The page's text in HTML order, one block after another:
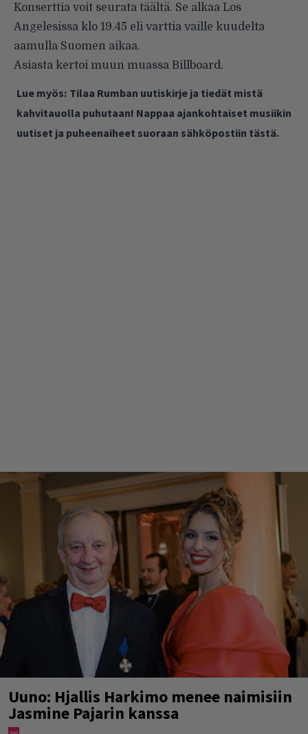
Konserttia voit seurata täältä. Se alkaa Los
Angelesissa klo 19.45 eli varttia vaille kuudelta
aamulla Suomen aikaa.
Asiasta kertoi muun muassa Billboard.
Lue myös: Tilaa Rumban uutiskirje ja tiedät mistä
kahvitauolla puhutaan! Nappaa ajankohtaiset musiikin
uutiset ja puheenaiheet suoraan sähköpostiin tästä.
Uuno: Hjallis Harkimo menee naimisiin
Jasmine Pajarin kanssa